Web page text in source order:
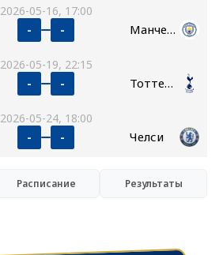
2026-05-16, 17:00
- - Манчестер Сити
2026-05-19, 22:15
- - Тоттенхэм
2026-05-24, 18:00
- - Челси
Расписание Результаты